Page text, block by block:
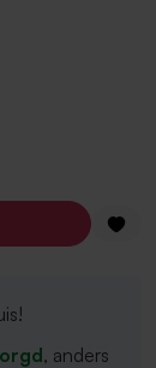
, anders